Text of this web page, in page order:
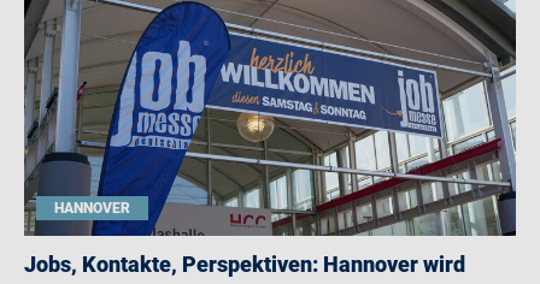
HANNOVER
Jobs, Kontakte, Perspektiven: Hannover wird